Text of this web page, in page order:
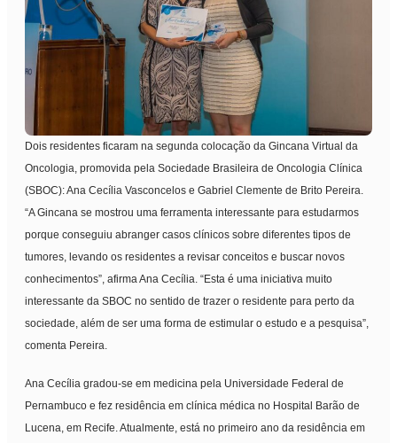
Dois residentes ficaram na segunda colocação da Gincana Virtual da
Oncologia, promovida pela Sociedade Brasileira de Oncologia Clínica
(SBOC): Ana Cecília Vasconcelos e Gabriel Clemente de Brito Pereira.
“A Gincana se mostrou uma ferramenta interessante para estudarmos
porque conseguiu abranger casos clínicos sobre diferentes tipos de
tumores, levando os residentes a revisar conceitos e buscar novos
conhecimentos”, afirma Ana Cecília. “Esta é uma iniciativa muito
interessante da SBOC no sentido de trazer o residente para perto da
sociedade, além de ser uma forma de estimular o estudo e a pesquisa”,
comenta Pereira.
Ana Cecília gradou-se em medicina pela Universidade Federal de
Pernambuco e fez residência em clínica médica no Hospital Barão de
Lucena, em Recife. Atualmente, está no primeiro ano da residência em